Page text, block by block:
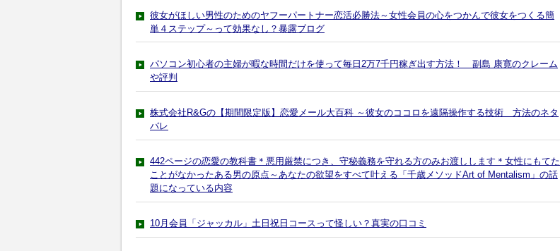
彼女がほしい男性のためのヤフーパートナー恋活必勝法～女性会員の心をつかんで彼女をつくる簡
単４ステップ～って効果なし？暴露ブログ
パソコン初心者の主婦が暇な時間だけを使って毎日2万7千円稼ぎ出す方法！ 副島 康寛のクレーム
や評判
株式会社R&Gの【期間限定版】恋愛メール大百科 ～彼女のココロを遠隔操作する技術 方法のネタ
バレ
442ページの恋愛の教科書＊悪用厳禁につき、守秘義務を守れる方のみお渡しします＊女性にもてた
ことがなかったある男の原点～あなたの欲望をすべて叶える「千歳メソッドArt of Mentalism」の話
題になっている内容
10月会員「ジャッカル」土日祝日コースって怪しい？真実の口コミ